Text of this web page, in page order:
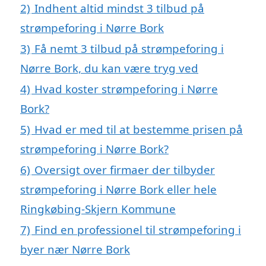
2) Indhent altid mindst 3 tilbud på
strømpeforing i Nørre Bork
3) Få nemt 3 tilbud på strømpeforing i
Nørre Bork, du kan være tryg ved
4) Hvad koster strømpeforing i Nørre
Bork?
5) Hvad er med til at bestemme prisen på
strømpeforing i Nørre Bork?
6) Oversigt over firmaer der tilbyder
strømpeforing i Nørre Bork eller hele
Ringkøbing-Skjern Kommune
7) Find en professionel til strømpeforing i
byer nær Nørre Bork